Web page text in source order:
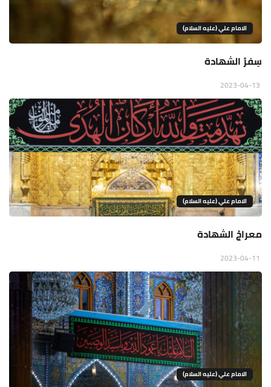
الامام علي (عليه السلام)
سِفرُ الشهادة
الامام علي (عليه السلام)
معراجُ الشهادة
الامام علي (عليه السلام)